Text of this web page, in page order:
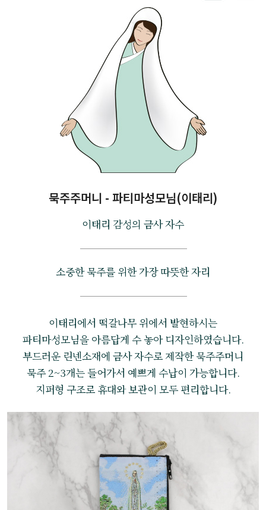
묵주주머니 - 파티마성모님(이태리)
이태리 감성의 금사 자수
소중한 묵주를 위한 가장 따뜻한 자리
이태리에서 떡갈나무 위에서 발현하시는
파티마성모님을 아름답게 수 놓아 디자인하였습니다.
부드러운 린넨소재에 금사 자수로 제작한 묵주주머니
묵주 2~3개는 들어가서 예쁘게 수납이 가능합니다.
지퍼형 구조로 휴대와 보관이 모두 편리합니다.